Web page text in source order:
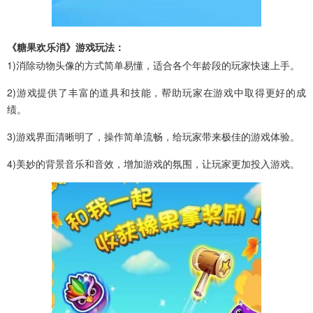
《糖果欢乐消》游戏玩法：
1)消除动物头像的方式简单易懂，适合各个年龄段的玩家快速上手。
2)游戏提供了丰富的道具和技能，帮助玩家在游戏中取得更好的成
绩。
3)游戏界面清晰明了，操作简单流畅，给玩家带来极佳的游戏体验。
4)美妙的背景音乐和音效，增加游戏的氛围，让玩家更加投入游戏。